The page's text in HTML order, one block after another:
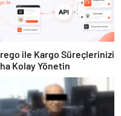
ile Kargo Süreçlerinizi
Kolay Yönetin